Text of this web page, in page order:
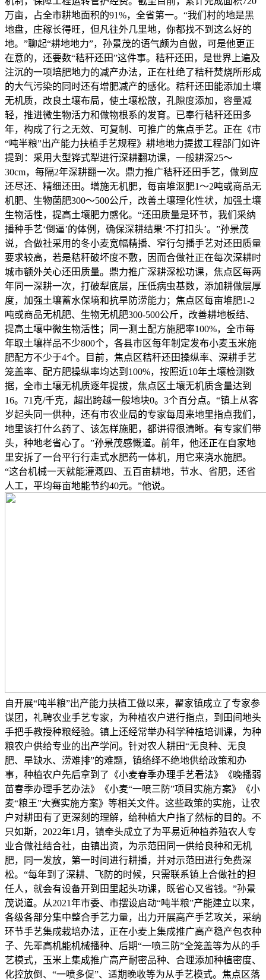
万亩，占全市耕地面积的91%，全省第一。“我们村的地是黑
地盘，庄稼长得旺，但凡往外几里地，你都找不到这么好的
地。”聊起“耕地地力”，孙景茂的语气颇为自傲，可是他更正
在意的，还要数“秸秆还田”这件事。秸秆还田，是世界上遍及
注沉的一项培肥地力的减产办法，正在杜绝了秸秆焚烧所形成
的大气污染的同时还有增肥减产的感化。秸秆还田能添加土壤
无机质，改良土壤布局，使土壤松散，孔隙度添加，容量减
轻，推进微生物活力和做物根系的发育。已奉行秸秆还田多
年，构成了行之无效、可复制、可推广的焦点手艺。正在《市
“吨半粮”出产能力扶植手艺规程》耕地地力提拔工程部门如许
提到：采用大型铧式犁进行深耕翻功课，一般耕深25～
30cm，每隔2年深耕翻一次。鼎力推广秸秆还田手艺，做到应
还尽还、精细还田。增施无机肥，每亩堆沤肥1～2吨或商品无
机肥、生物菌肥300～500公斤，改善土壤理化性状，加强土壤
生物活性，提高土壤肥力感化。“还田质量是环节，我们采纳
播种手艺‘倒逼’的体例，确保深耕结果‘不打扣头’。”孙景茂
说，合做社采用的冬小麦宽幅精播、窄行匀播手艺对还田质量
要求较高，若是秸秆破坏度不敷，因而合做社正在每次深耕时
城市额外关心还田质量。鼎力推广深耕深松功课，焦点区每两
年同一深耕一次，打破犁底层，压低病虫基数，添加耕做层厚
度，加强土壤蓄水保墒和抗旱防涝能力；焦点区每亩堆肥1-2
吨或商品无机肥、生物无机肥300-500公斤，改善耕地板结、
提高土壤中微生物活性；同一测土配方施肥率100%，全市每
年取土壤样品不少800个，各县市区每年制定发布小麦玉米施
肥配方不少于4个。目前，焦点区秸秆还田操纵率、深耕手艺
笼盖率、配方肥操纵率均达到100%，按照近10年土壤检测数
据，全市土壤无机质逐年提拔，焦点区土壤无机质含量达到
16。71克/千克，超出跨越一般地块0。3个百分点。“镇上从客
岁起头同一供种，还有市农业局的专家每周来地里指点我们，
地里该打什么药了、该怎样施肥，都讲得很清晰。有专家们带
头，种地老省心了。”孙景茂感慨道。前年，他还正在自家地
里安拆了一台平行行走式水肥药一体机，用它来浇水施肥。
“这台机械一天就能灌溉四、五百亩耕地，节水、省肥，还省
人工，平均每亩地能节约40元。”他说。
自开展“吨半粮”出产能力扶植工做以来，翟家镇成立了专家参
谋团，礼聘农业手艺专家，为种植农户进行指点，到田间地头
手把手教授种粮经验。镇上还经常举办科学种植培训课，为种
粮农户供给专业的出产学问。针对农人耕田“无良种、无良
肥、旱缺水、涝难排”的难题，镇络绎不绝地供给政策和办
事，种植农户先后拿到了《小麦春季办理手艺看法》《晚播弱
苗春季办理手艺办法》《小麦“一喷三防”项目实施方案》《小
麦“粮王”大赛实施方案》等相关文件。这些政策的实施，让农
户对耕田有了更深刻的理解，给种植大户指了然标的目的。不
只如斯，2022年1月，镇牵头成立了为平易近种植养殖农人专
业合做社结合社，由镇出资，为示范田同一供给良种和无机
肥，同一发放，第一时间进行耕播，并对示范田进行免费深
松。“每年到了深耕、飞防的时候，只需联系镇上合做社的担
任人，就会有设备开到田里起头功课，既省心又省钱。”孙景
茂说道。从2021年市委、市摆设启动“吨半粮”产能建立以来，
各级各部分集中整合手艺力量，出力开展高产手艺攻关，采纳
环节手艺集成栽培办法，正在小麦上集成推广高产稳产包衣种
子、先辈高机能机械播种、后期“一喷三防”全笼盖等为从的手
艺模式，玉米上集成推广高产耐密品种、合理添加种植密度、
化控放倒、“一喷多促”、适期晚收等为从手艺模式。焦点区落